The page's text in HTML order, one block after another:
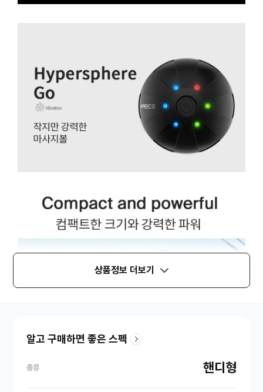
상품정보 더보기
알고 구매하면 좋은 스펙
종류 핸디형